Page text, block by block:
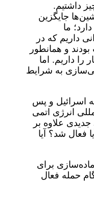
داشتیم.
جایگزین
ما
داریم که در
و همانطور
را داریم. اما
به شرایط
اسرائیل و پس
انرژی اتمی
علاوه بر
فعال شد؟ آیا
برای
حمله فعال